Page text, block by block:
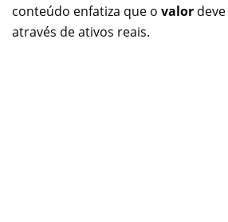
conteúdo enfatiza que o valor
através de ativos reais.